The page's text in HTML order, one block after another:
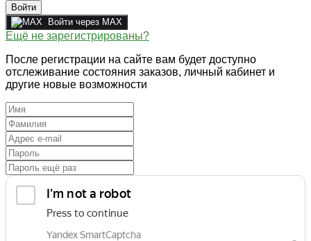
Войти
Войти через MAX
Ещё не зарегистрированы?
После регистрации на сайте вам будет доступно
отслеживание состояния заказов, личный кабинет и
другие новые возможности